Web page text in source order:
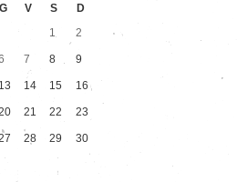
G V S
D
1
2
7 8 9
13 14 15 16
21 22 23
28 29 30